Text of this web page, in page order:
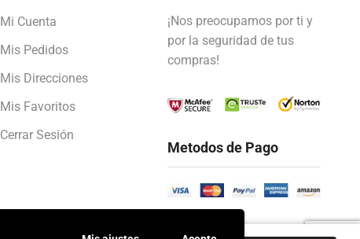
Mi Cuenta
Mis Pedidos
Mis Direcciones
Mis Favoritos
Cerrar Sesión
¡Nos preocupamos por ti y
por la seguridad de tus
compras!
Metodos de Pago